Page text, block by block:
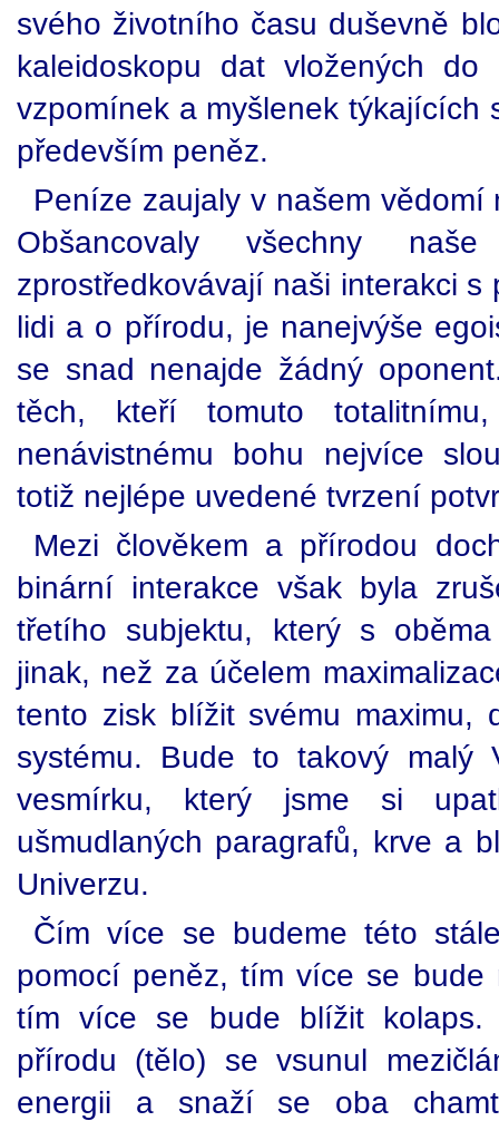
svého životního času duševně
kaleidoskopu dat vložených
vzpomínek a myšlenek týkajících
především peněz.
Peníze zaujaly v našem
Obšancovaly všechny
zprostředkovávají naši interakci
lidi a o přírodu, je nanejvýše
se snad nenajde žádný
těch, kteří tomuto
nenávistnému bohu nejvíce
totiž nejlépe uvedené tvrzení
Mezi člověkem a přírodou
binární interakce však byla
třetího subjektu, který s
jinak, než za účelem
tento zisk blížit svému maximu,
systému. Bude to takový malý
vesmírku, který jsme si
ušmudlaných paragrafů, krve a
Univerzu.
Čím více se budeme této
pomocí peněz, tím více se bude
tím více se bude blížit kolaps.
přírodu (tělo) se vsunul
energii a snaží se oba